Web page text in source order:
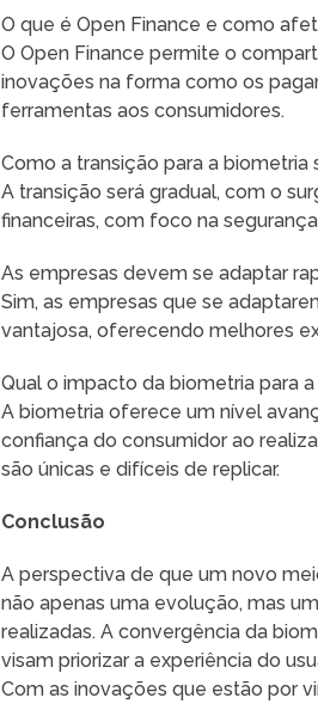
O que é Open Finance e como
O Open Finance permite o
inovações na forma como os
ferramentas aos consumidores.
Como a transição para a biometria
A transição será gradual, com o
financeiras, com foco na
As empresas devem se adaptar
Sim, as empresas que se
vantajosa, oferecendo melhores
Qual o impacto da biometria para
A biometria oferece um nível
confiança do consumidor ao
são únicas e difíceis de replicar.
Conclusão
A perspectiva de que um novo
não apenas uma evolução, mas
realizadas. A convergência da
visam priorizar a experiência do
Com as inovações que estão por